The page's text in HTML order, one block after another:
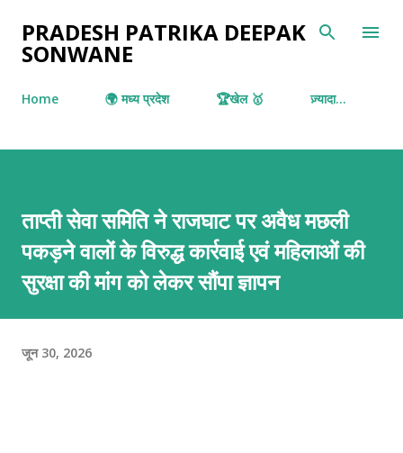
सीधे मुख्य सामग्री पर जाएं
PRADESH PATRIKA DEEPAK
SONWANE
Home 🌍 मध्य प्रदेश 🏆खेल 🥇 ज़्यादा…
ताप्ती सेवा समिति ने राजघाट पर अवैध मछली
पकड़ने वालों के विरुद्ध कार्रवाई एवं महिलाओं की
सुरक्षा की मांग को लेकर सौंपा ज्ञापन
जून 30, 2026